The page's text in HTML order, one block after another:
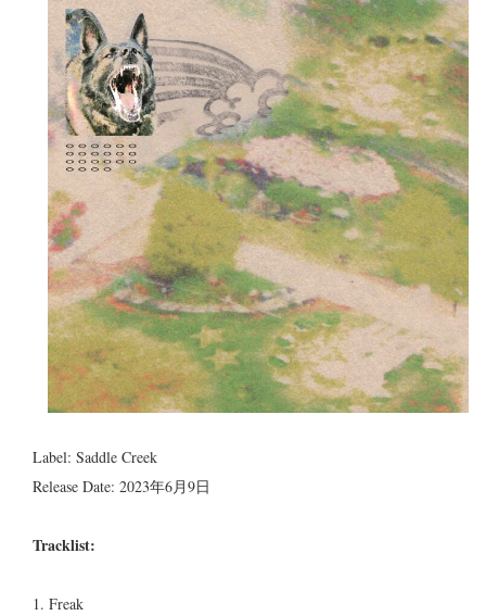
Label: Saddle Creek
Release Date: 2023年6月9日
Tracklist:
1. Freak